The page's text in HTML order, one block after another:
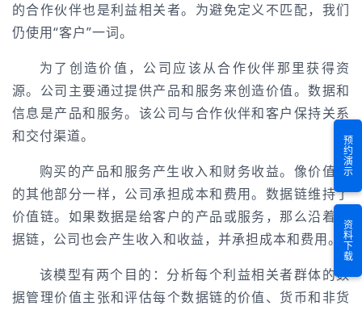
的合作伙伴也是利益相关者。为避免定义不匹配，我们
仍使用“客户”一词。
为了创造价值，公司应该从合作伙伴那里获得资
源。公司主要通过提供产品和服务来创造价值。数据和
信息是产品和服务。该公司与合作伙伴和客户保持关系
和交付渠道。
购买的产品和服务产生收入和财务收益。像价值链
的其他部分一样，公司承担成本和费用。数据链维持了
价值链。如果数据是给客户的产品或服务，那么沿着数
据链，公司也会产生收入和收益，并承担成本和费用。
该模型有两个目的：分析每个利益相关者群体的数
据管理价值主张和评估每个数据链的价值、货币和非货
预约演示
资料下载